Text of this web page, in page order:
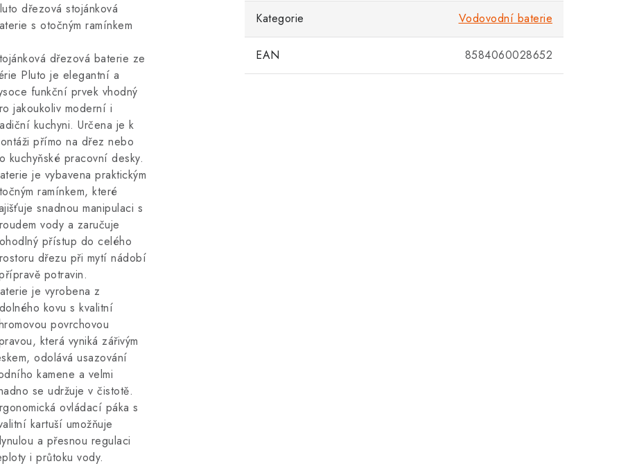
dřezová stojánková
s otočným ramínkem
dřezová baterie ze
Pluto je elegantní a
funkční prvek vhodný
jakoukoliv moderní i
kuchyni. Určena je k
přímo na dřez nebo
kuchyňské pracovní desky.
je vybavena praktickým
ramínkem, které
snadnou manipulaci s
vody a zaručuje
přístup do celého
dřezu při mytí nádobí
potravin.
je vyrobena z
kovu s kvalitní
povrchovou
která vyniká zářivým
odolává usazování
kamene a velmi
se udržuje v čistotě.
ovládací páka s
kartuší umožňuje
a přesnou regulaci
i průtoku vody.
Kategorie Vodovodní baterie
EAN 8584060028652